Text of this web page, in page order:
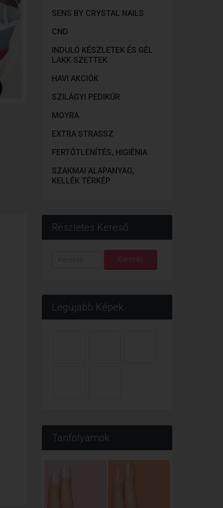
SENS BY CRYSTAL NAILS
CND
INDULÓ KÉSZLETEK ÉS GÉL
LAKK SZETTEK
HAVI AKCIÓK
SZILÁGYI PEDIKŰR
MOYRA
EXTRA STRASSZ
FERTŐTLENÍTÉS, HIGIÉNIA
SZAKMAI ALAPANYAG,
KELLÉK TÉRKÉP
Részletes Kereső
Keresés
Legújabb Képek
Tanfolyamok